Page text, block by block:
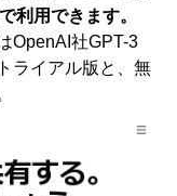
利用できます。
OpenAI社GPT-3
ライアル版と、無